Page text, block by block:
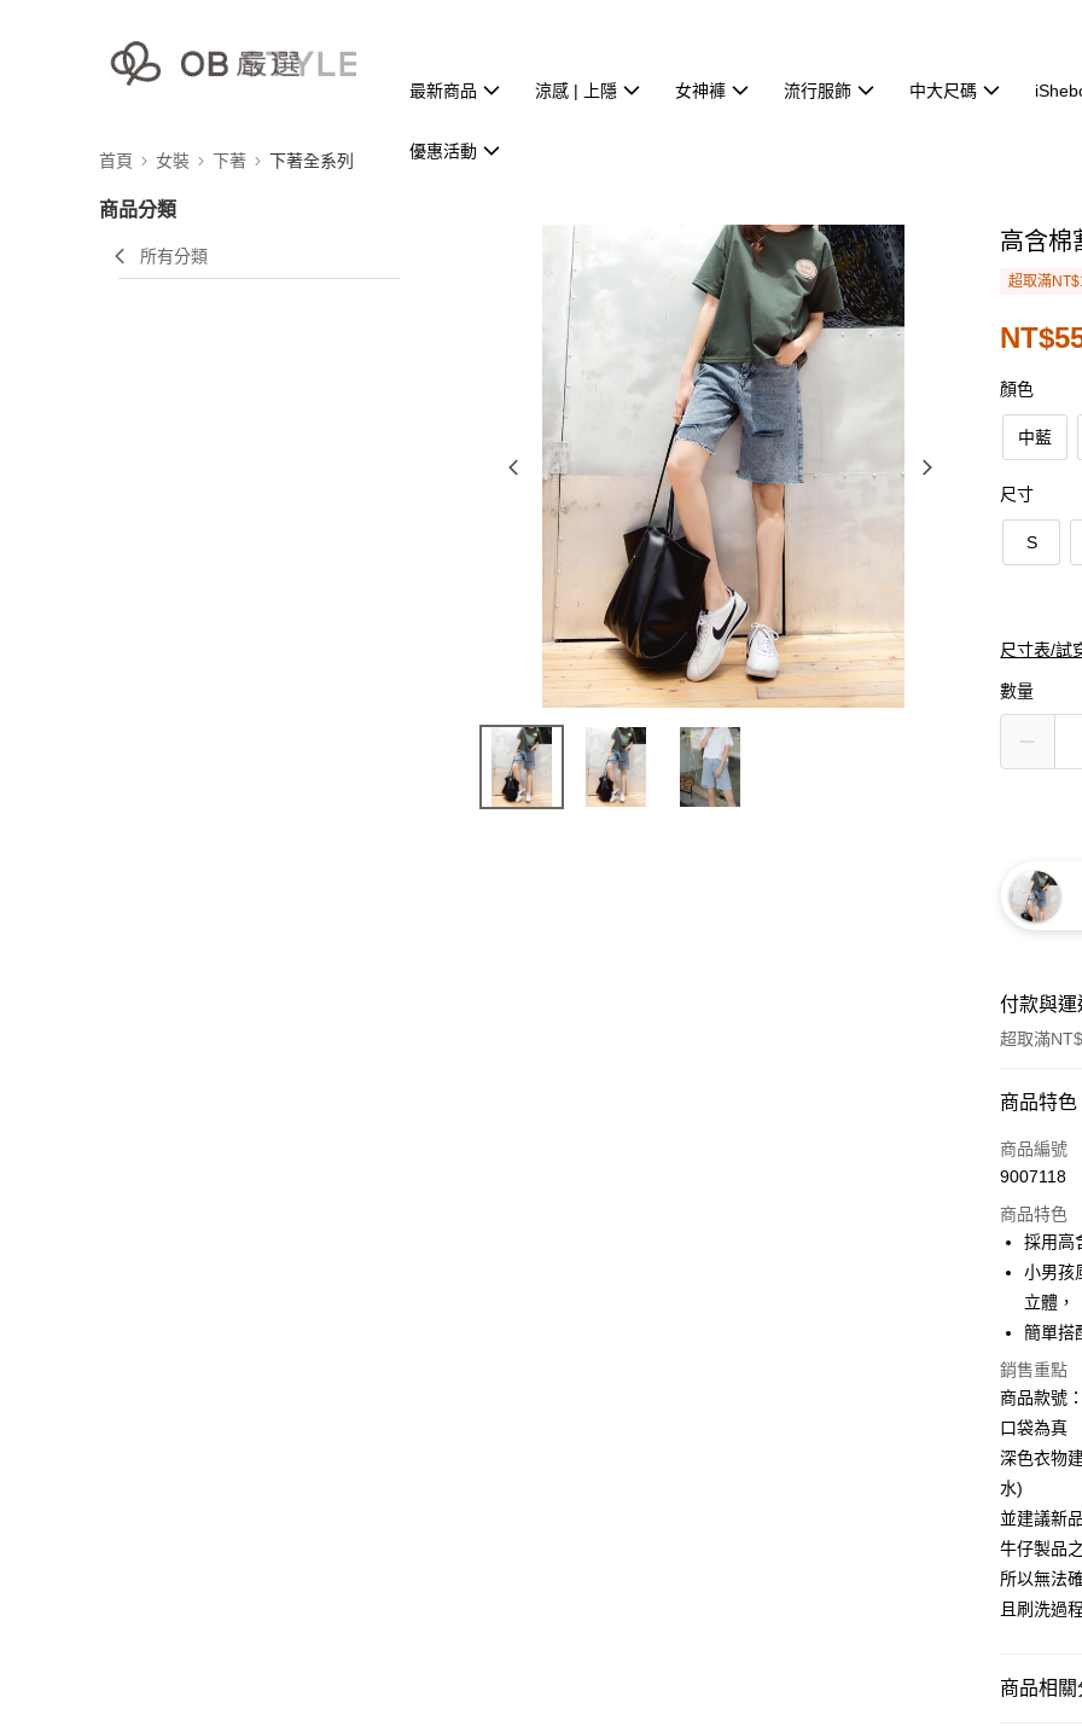
最新商品 涼感 | 上隱 女神褲 流行服飾 中大尺碼
優惠活動
首頁 女裝 下著 下著全系列
商品分類
所有分類
高含棉
超取滿
顏色
中藍
尺寸
S
尺寸表/試
數量
付款與
超取滿
付款方式
信用卡一
超商取貨
LINE Pay
街口支付
運送方式
全家取貨
每筆
付款後全
每筆
萊爾富取
付款後萊
商品特色
商品編號
9007118
商品特色
採用高
小男孩
立體，
簡單搭
銷售重點
商品款號
口袋為真
深色衣物
水)
並建議新
牛仔製品
所以無法
且刷洗過
商品相關